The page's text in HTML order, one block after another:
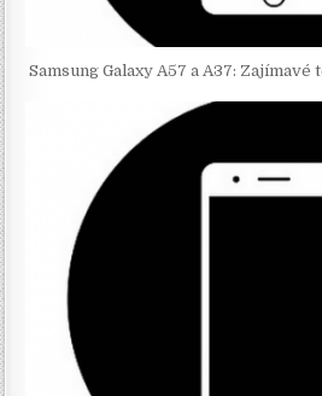
Samsung Galaxy A57 a A37: